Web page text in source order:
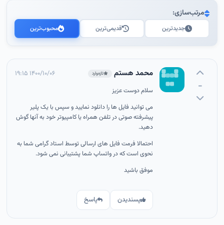
مرتب‌سازی:
جدیدترین قدیمی‌ترین محبوب‌ترین
-
محمد هستم تازه‌وارد
۱۴۰۰/۱۰/۰۶ ۱۹:۱۵
سلام دوست عزیز
می توانید فایل ها را دانلود نمایید و سپس با یک پلیر
پیشرفته صوتی در تلفن همراه یا کامپیوتر خود به آنها گوش
دهید.
احتمالا فرمت فایل های ارسالی توسط استاد گرامی شما به
نحوی است که در واتساپ شما پشتیبانی نمی شود.
موفق باشید
پسندیدن پاسخ